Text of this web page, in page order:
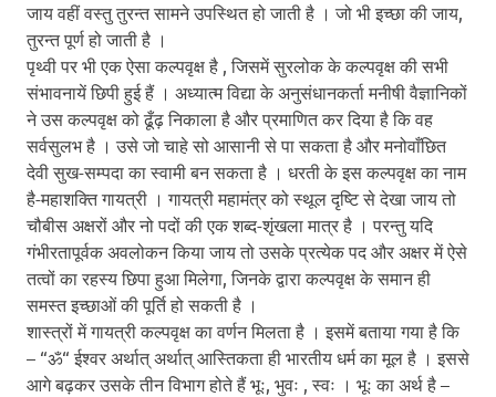
जाय वहीं वस्तु तुरन्त सामने उपस्थित हो जाती है । जो भी इच्छा की जाय,
तुरन्त पूर्ण हो जाती है ।
पृथ्वी पर भी एक ऐसा कल्पवृक्ष है , जिसमें सुरलोक के कल्पवृक्ष की सभी
संभावनायें छिपी हुई हैं । अध्यात्म विद्या के अनुसंधानकर्ता मनीषी वैज्ञानिकों
ने उस कल्पवृक्ष को ढूँढ़ निकाला है और प्रमाणित कर दिया है कि वह
सर्वसुलभ है । उसे जो चाहे सो आसानी से पा सकता है और मनोवाँछित
देवी सुख-सम्पदा का स्वामी बन सकता है । धरती के इस कल्पवृक्ष का नाम
है-महाशक्ति गायत्री । गायत्री महामंत्र को स्थूल दृष्टि से देखा जाय तो
चौबीस अक्षरों और नो पदों की एक शब्द-शृंखला मात्र है । परन्तु यदि
गंभीरतापूर्वक अवलोकन किया जाय तो उसके प्रत्येक पद और अक्षर में ऐसे
तत्वों का रहस्य छिपा हुआ मिलेगा, जिनके द्वारा कल्पवृक्ष के समान ही
समस्त इच्छाओं की पूर्ति हो सकती है ।
शास्त्रों में गायत्री कल्पवृक्ष का वर्णन मिलता है । इसमें बताया गया है कि
– “ॐ“ ईश्वर अर्थात् अर्थात् आस्तिकता ही भारतीय धर्म का मूल है । इससे
आगे बढ़कर उसके तीन विभाग होते हैं भूः, भुवः , स्वः । भूः का अर्थ है –